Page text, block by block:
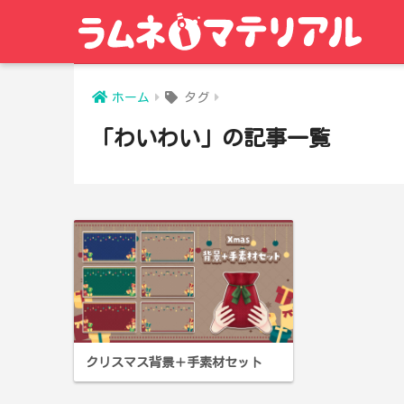
ホーム タグ
「わいわい」の記事一覧
クリスマス背景＋手素材セット